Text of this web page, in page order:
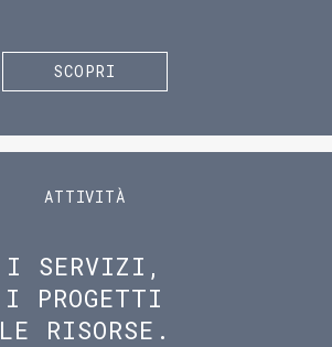
SCOPRI
ATTIVITÀ
I SERVIZI,
I PROGETTI
LE RISORSE.